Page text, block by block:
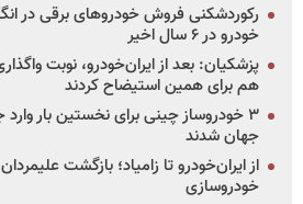
رکوردشکنی فروش خودروهای برقی در
خودرو در ۶ سال اخیر
پزشکیان: بعد از ایران‌خودرو، نوبت
هم برای همین استیضاح کردند
جهان شدند
از ایران‌خودرو تا زامیاد؛ بازگشت
خودروسازی